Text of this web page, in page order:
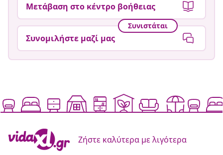
Μετάβαση στο κέντρο βοήθειας
Συνιστάται
Συνομιλήστε μαζί μας
Ζήστε καλύτερα με λιγότερα